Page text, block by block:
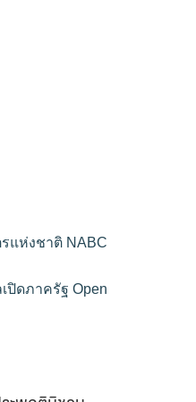
แห่งชาติ NABC
ปิดภาครัฐ Open